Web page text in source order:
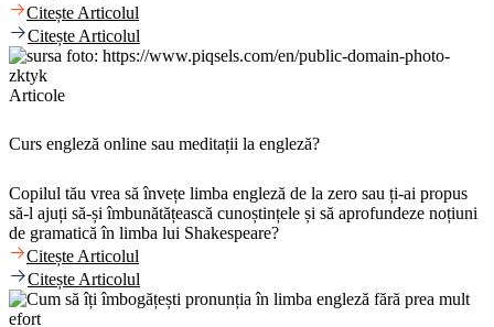
Citește Articolul
Citește Articolul
Articole
Curs engleză online sau meditații la engleză?
Copilul tău vrea să învețe limba engleză de la zero sau ți-ai propus
să-l ajuți să-și îmbunătățească cunoștințele și să aprofundeze noțiuni
de gramatică în limba lui Shakespeare?
Citește Articolul
Citește Articolul